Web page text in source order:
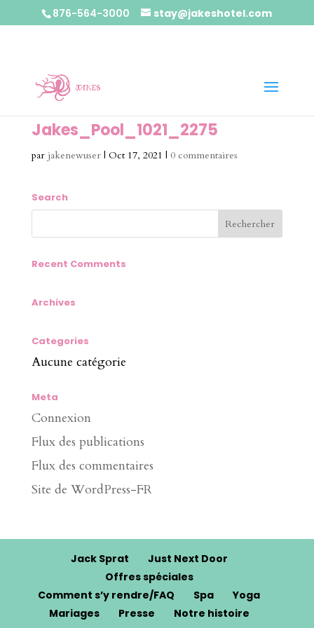
876-564-3000 stay@jakeshotel.com
Jakes_Pool_1021_2275
par jakenewuser| Oct 17, 2021 | 0 commentaires
Search
Recent Comments
Archives
Categories
Aucune catégorie
Meta
Connexion
Flux des publications
Flux des commentaires
Site de WordPress-FR
Jack Sprat
Just Next Door
Offres spéciales
Comment s’y rendre/FAQ
Spa
Yoga
Mariages
Presse Notre histoire